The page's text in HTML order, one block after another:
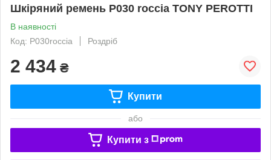
Шкіряний ремень P030 roccia TONY PEROTTI
В наявності
Код: P030roccia
Роздріб
2 434 ₴
Купити
або
Купити з